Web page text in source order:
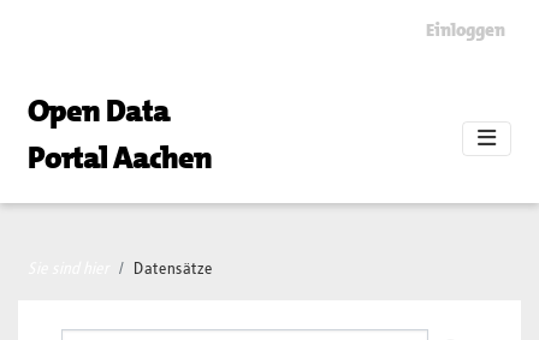
Einloggen
Open Data
Portal Aachen
Datensätze